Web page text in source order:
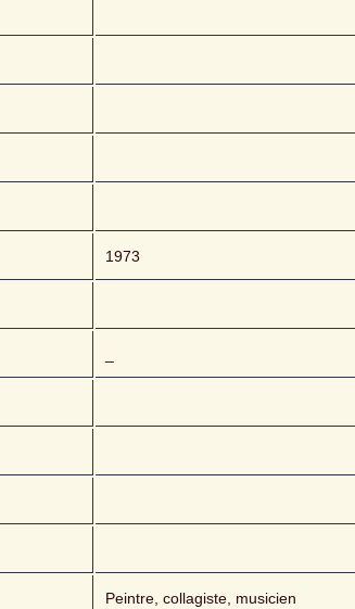
1973
Peintre, collagiste, musicien